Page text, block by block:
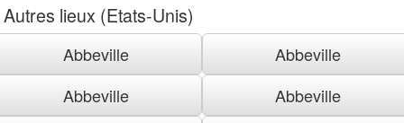
Autres lieux (Etats-Unis)
Abbeville
Abbeville
Abbeville
Abbeville